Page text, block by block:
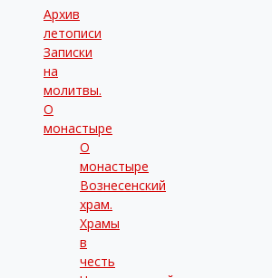
Архив
летописи
Записки
на
молитвы.
О
монастыре
О
монастыре
Вознесенский
храм.
Храмы
в
честь